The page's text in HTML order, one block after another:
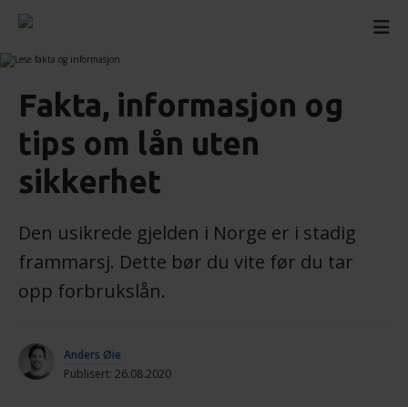
Fakta, informasjon og
tips om lån uten
sikkerhet
Den usikrede gjelden i Norge er i stadig
frammarsj. Dette bør du vite før du tar
opp forbrukslån.
Anders Øie
Publisert: 26.08.2020